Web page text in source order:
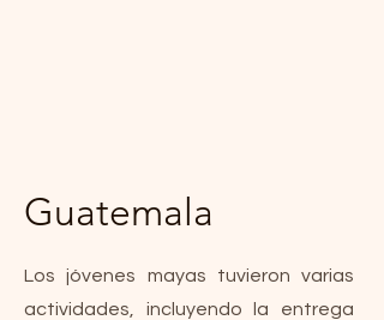
Guatemala
Los jóvenes mayas tuvieron varias
actividades, incluyendo la entrega